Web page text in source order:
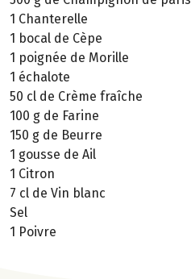
1 Chanterelle
1 bocal de Cèpe
1 poignée de Morille
1 échalote
50 cl de Crème fraîche
100 g de Farine
150 g de Beurre
1 gousse de Ail
1 Citron
7 cl de Vin blanc
Sel
1 Poivre